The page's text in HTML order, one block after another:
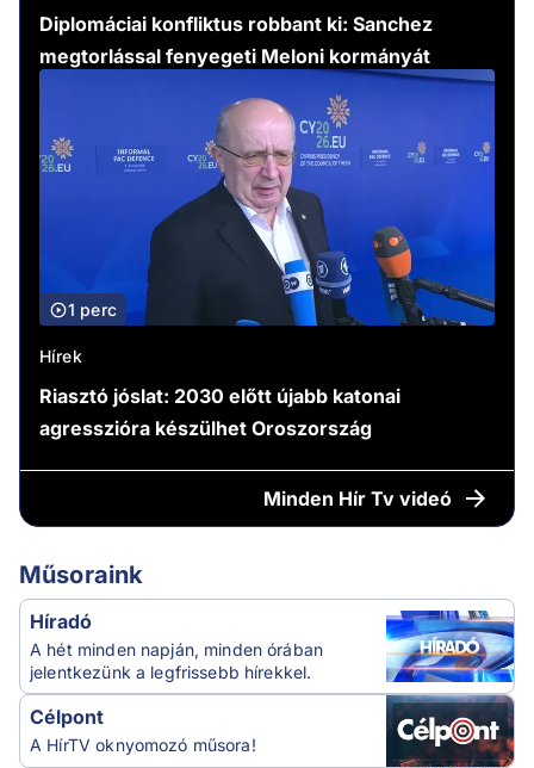
Diplomáciai konfliktus robbant ki: Sanchez
megtorlással fenyegeti Meloni kormányát
1 perc
Hírek
Riasztó jóslat: 2030 előtt újabb katonai
agresszióra készülhet Oroszország
Minden Hír Tv videó
Műsoraink
Híradó
A hét minden napján, minden órában
jelentkezünk a legfrissebb hírekkel.
Célpont
A HírTV oknyomozó műsora!